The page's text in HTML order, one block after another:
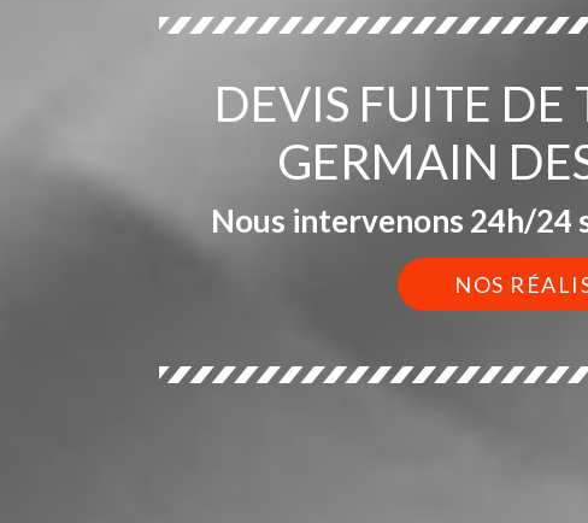
DEVIS FUITE DE
GERMAIN
Nous intervenons 24h/24
NOS